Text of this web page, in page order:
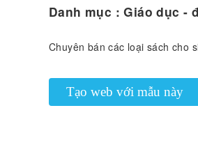
Danh mục :Giáo dục -
Chuyên bán các loại sách cho